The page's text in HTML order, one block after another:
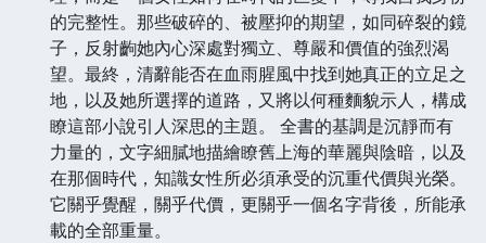
的完整性。那些破碎的、被壓抑的期望，如同碎裂的鏡
子，反射齣她內心深處對獨立、尊嚴和價值的強烈渴
望。最終，清辭能否在血雨腥風中找到她真正的立足之
地，以及她所選擇的道路，又將以何種麵貌示人，構成
瞭這部小說引人深思的主題。 全書的基調是沉靜而有
力量的，文字細膩地描繪瞭舊上海的華麗與陰暗，以及
在那個時代，知識女性所必須承受的沉重代價與光榮。
它關乎覺醒，關乎代價，更關乎一個名字背後，所能承
載的全部重量。